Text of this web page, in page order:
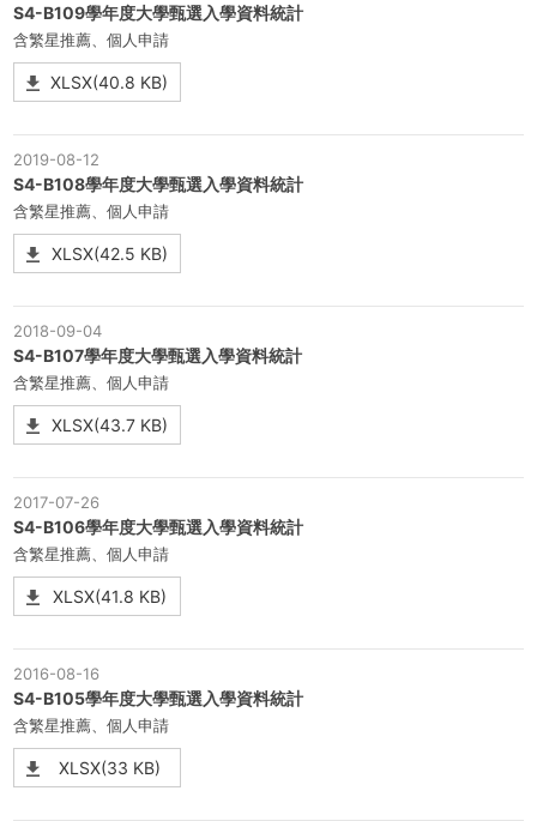
S4-B109學年度大學甄選入學資料統計
含繁星推薦、個人申請
XLSX(40.8 KB)
2019-08-12
S4-B108學年度大學甄選入學資料統計
含繁星推薦、個人申請
XLSX(42.5 KB)
2018-09-04
S4-B107學年度大學甄選入學資料統計
含繁星推薦、個人申請
XLSX(43.7 KB)
2017-07-26
S4-B106學年度大學甄選入學資料統計
含繁星推薦、個人申請
XLSX(41.8 KB)
2016-08-16
S4-B105學年度大學甄選入學資料統計
含繁星推薦、個人申請
XLSX(33 KB)